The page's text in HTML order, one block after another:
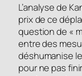
L’analyse de
prix de ce
question de «
entre des
déshumanise
pour ne pas